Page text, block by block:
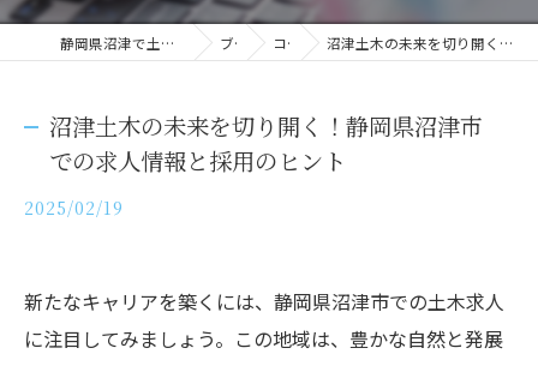
静岡県沼津で土木の求人なら株式会社望月土建 ブログ コラム 沼津土木の未来を切り開く！静岡県沼津市での求人情報と採用のヒント
沼津土木の未来を切り開く！静岡県沼津市
での求人情報と採用のヒント
2025/02/19
新たなキャリアを築くには、静岡県沼津市での土木求人
に注目してみましょう。この地域は、豊かな自然と発展